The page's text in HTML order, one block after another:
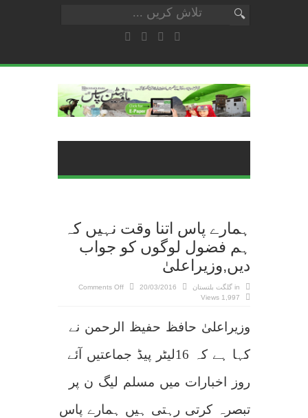
ہمارے پاس اتنا وقت نہیں کہ
ہم فضول لوگوں کو جواب
دیں,وزیراعلیٰ
in گلگت بلتستان 20/03/2016
Comments Off
on
نہیں
کہ
فضول
لوگوں
1,997 Views
وزیراعلیٰ حافظ حفیظ الرحمن نے
کہا ہے کہ 16لیٹر پیڈ جماعتیں آئے
روز اخبارات میں مسلم لیگ ن پر
تبصرہ کرتی رہتی ہیں ہمارے پاس